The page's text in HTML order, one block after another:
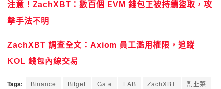
注意！ZachXBT：數百個 EVM 錢包正被持續盜取，攻
擊手法不明
ZachXBT 調查全文：Axiom 員工濫用權限，追蹤
KOL 錢包內線交易
Tags: Binance Bitget Gate LAB ZachXBT
割韭菜